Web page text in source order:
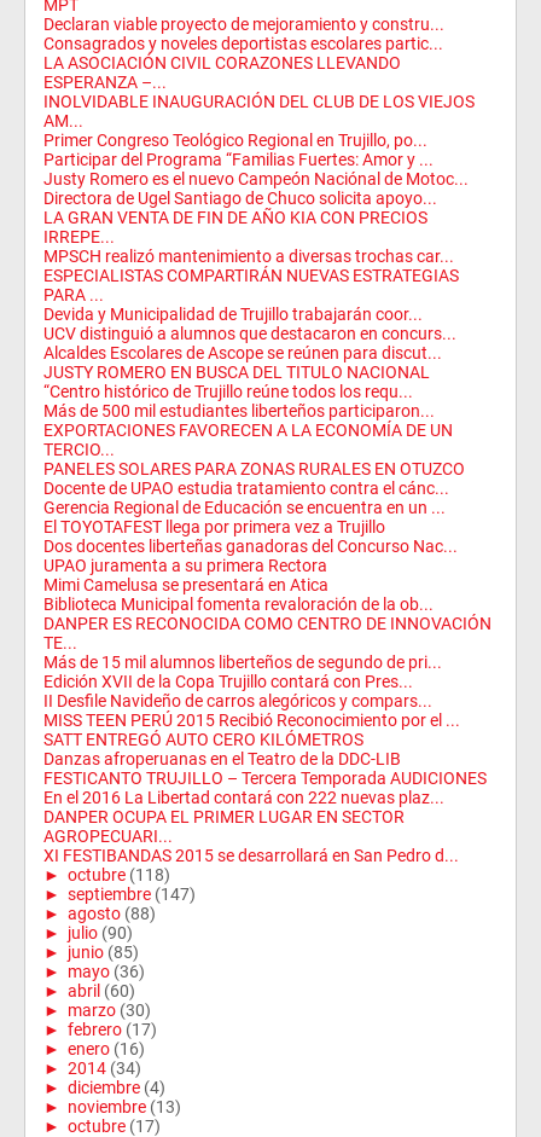
MPT
Declaran viable proyecto de mejoramiento y constru...
Consagrados y noveles deportistas escolares partic...
LA ASOCIACIÓN CIVIL CORAZONES LLEVANDO
ESPERANZA –...
INOLVIDABLE INAUGURACIÓN DEL CLUB DE LOS VIEJOS
AM...
Primer Congreso Teológico Regional en Trujillo, po...
Participar del Programa “Familias Fuertes: Amor y ...
Justy Romero es el nuevo Campeón Naciónal de Motoc...
Directora de Ugel Santiago de Chuco solicita apoyo...
LA GRAN VENTA DE FIN DE AÑO KIA CON PRECIOS
IRREPE...
MPSCH realizó mantenimiento a diversas trochas car...
ESPECIALISTAS COMPARTIRÁN NUEVAS ESTRATEGIAS
PARA ...
Devida y Municipalidad de Trujillo trabajarán coor...
UCV distinguió a alumnos que destacaron en concurs...
Alcaldes Escolares de Ascope se reúnen para discut...
JUSTY ROMERO EN BUSCA DEL TITULO NACIONAL
“Centro histórico de Trujillo reúne todos los requ...
Más de 500 mil estudiantes liberteños participaron...
EXPORTACIONES FAVORECEN A LA ECONOMÍA DE UN
TERCIO...
PANELES SOLARES PARA ZONAS RURALES EN OTUZCO
Docente de UPAO estudia tratamiento contra el cánc...
Gerencia Regional de Educación se encuentra en un ...
El TOYOTAFEST llega por primera vez a Trujillo
Dos docentes liberteñas ganadoras del Concurso Nac...
UPAO juramenta a su primera Rectora
Mimi Camelusa se presentará en Atica
Biblioteca Municipal fomenta revaloración de la ob...
DANPER ES RECONOCIDA COMO CENTRO DE INNOVACIÓN
TE...
Más de 15 mil alumnos liberteños de segundo de pri...
Edición XVII de la Copa Trujillo contará con Pres...
II Desfile Navideño de carros alegóricos y compars...
MISS TEEN PERÚ 2015 Recibió Reconocimiento por el ...
SATT ENTREGÓ AUTO CERO KILÓMETROS
Danzas afroperuanas en el Teatro de la DDC-LIB
FESTICANTO TRUJILLO – Tercera Temporada AUDICIONES
En el 2016 La Libertad contará con 222 nuevas plaz...
DANPER OCUPA EL PRIMER LUGAR EN SECTOR
AGROPECUARI...
XI FESTIBANDAS 2015 se desarrollará en San Pedro d...
► octubre (118)
► septiembre (147)
► agosto (88)
► julio (90)
► junio (85)
► mayo (36)
► abril (60)
► marzo (30)
► febrero (17)
► enero (16)
► 2014 (34)
► diciembre (4)
► noviembre (13)
► octubre (17)